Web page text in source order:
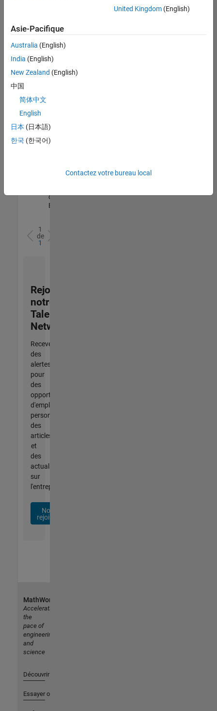
lieu
pour
l’ensemble
des
opportunités
votre
région.
Senior Software Quality Engineer
Senior
Engineer
qualité |
Expérimenté(e)
1
de
1
Rejoignez
notre
Talent
Network
Recevez
des
alertes
pour
des
opportunités
d'emploi
personnalisées,
des
articles
et
des
actualités
sur
l'entreprise.
Nous
rejoindre
United Kingdom(English)
Asie-Pacifique
Australia (English)
India (English)
New Zealand (English)
中国
简体中文
English
日本 (日本語)
한국 (한국어)
Contactez votre bureau local
MathWorks
Accelerating
the
pace of
engineering
and
science
Découvrir les produits
Essayer ou acheter